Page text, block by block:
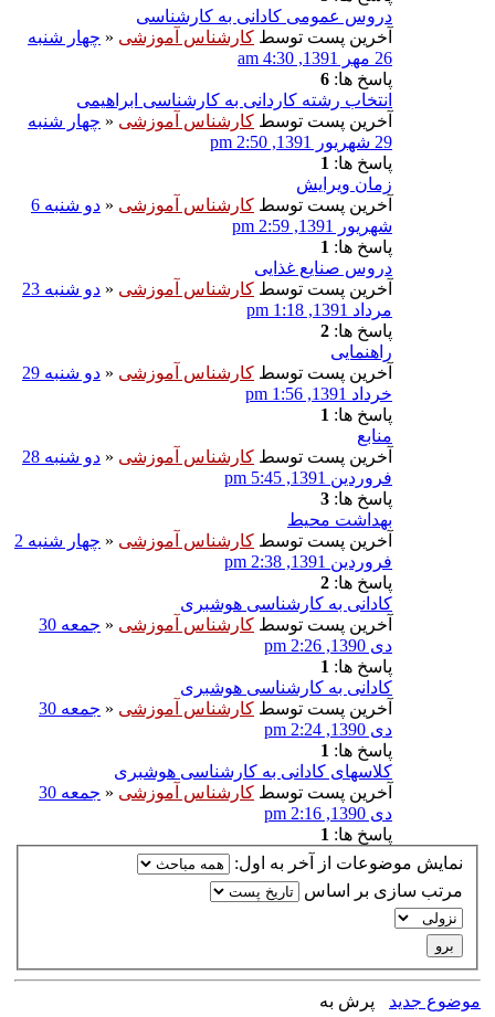
دروس عمومی کادانی به کارشناسی
آخرین پست توسط کارشناس آموزشی « چهار شنبه
26 مهر 1391, 4:30 am
پاسخ ها: 6
انتخاب رشته کاردانی به کارشناسی ابراهیمی
آخرین پست توسط کارشناس آموزشی « چهار شنبه
29 شهریور 1391, 2:50 pm
پاسخ ها: 1
زمان ويرايش
آخرین پست توسط کارشناس آموزشی «
دو شنبه 6
شهریور 1391, 2:59 pm
پاسخ ها: 1
دروس صنایع غذایی
آخرین پست توسط کارشناس آموزشی «
دو شنبه 23
مرداد 1391, 1:18 pm
پاسخ ها: 2
راهنمایی
آخرین پست توسط کارشناس آموزشی «
دو شنبه 29
خرداد 1391, 1:56 pm
پاسخ ها: 1
منابع
آخرین پست توسط کارشناس آموزشی «
دو شنبه 28
فروردین 1391, 5:45 pm
پاسخ ها: 3
بهداشت محیط
آخرین پست توسط کارشناس آموزشی «
چهار شنبه 2
فروردین 1391, 2:38 pm
پاسخ ها: 2
کادانی به کارشناسی هوشبری
آخرین پست توسط کارشناس آموزشی «
جمعه 30
دی 1390, 2:26 pm
پاسخ ها: 1
کادانی به کارشناسی هوشبری
آخرین پست توسط کارشناس آموزشی «
جمعه 30
دی 1390, 2:24 pm
پاسخ ها: 1
کلاسهای کادانی به کارشناسی هوشبری
آخرین پست توسط کارشناس آموزشی «
جمعه 30
دی 1390, 2:16 pm
پاسخ ها: 1
نمایش موضوعات از آخر به اول:
مرتب سازی بر اساس
موضوع جدید
پرش به